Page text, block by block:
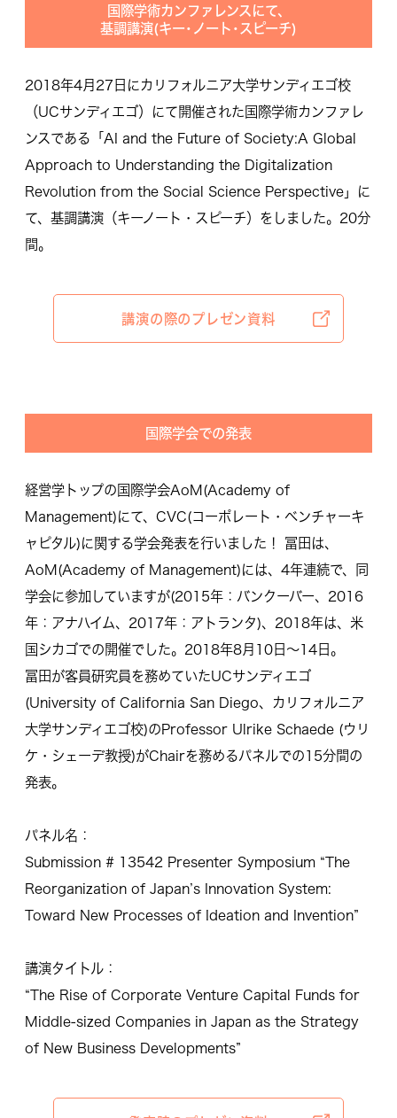
国際学術カンファレンスにて、
基調講演(キー･ノート･スピーチ)
2018年4月27日にカリフォルニア大学サンディエゴ校
（UCサンディエゴ）にて開催された国際学術カンファレ
ンスである「AI and the Future of Society:A Global
Approach to Understanding the Digitalization
Revolution from the Social Science Perspective」に
て、基調講演（キーノート・スピーチ）をしました。20分
間。
講演の際のプレゼン資料
国際学会での発表
経営学トップの国際学会AoM(Academy of
Management)にて、CVC(コーポレート・ベンチャーキ
ャピタル)に関する学会発表を行いました！ 冨田は、
AoM(Academy of Management)には、4年連続で、同
学会に参加していますが(2015年：バンクーバー、2016
年：アナハイム、2017年：アトランタ)、2018年は、米
国シカゴでの開催でした。2018年8月10日～14日。
冨田が客員研究員を務めていたUCサンディエゴ
(University of California San Diego、カリフォルニア
大学サンディエゴ校)のProfessor Ulrike Schaede (ウリ
ケ・シェーデ教授)がChairを務めるパネルでの15分間の
発表。
パネル名：
Submission # 13542 Presenter Symposium “The
Reorganization of Japan’s Innovation System:
Toward New Processes of Ideation and Invention”
講演タイトル：
“The Rise of Corporate Venture Capital Funds for
Middle-sized Companies in Japan as the Strategy
of New Business Developments”